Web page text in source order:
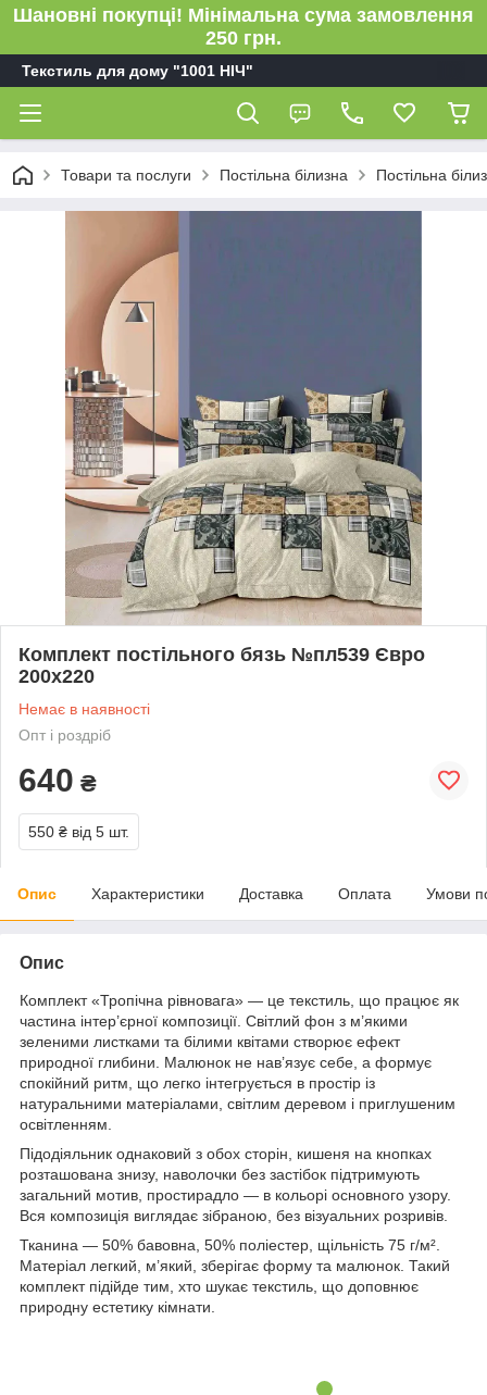
Шановні покупці! Мінімальна сума замовлення
250 грн.
Текстиль для дому "1001 НІЧ"
Товари та послуги Постільна білизна Постільна
Комплект постільного бязь №пл539 Євро
200х220
Немає в наявності
Опт і роздріб
640 ₴
550 ₴ від 5 шт.
Опис Характеристики Доставка Оплата Умови
Опис
Комплект «Тропічна рівновага» — це текстиль, що працює як
частина інтер’єрної композиції. Світлий фон з м’якими
зеленими листками та білими квітами створює ефект
природної глибини. Малюнок не нав’язує себе, а формує
спокійний ритм, що легко інтегрується в простір із
натуральними матеріалами, світлим деревом і приглушеним
освітленням.
Підодіяльник однаковий з обох сторін, кишеня на кнопках
розташована знизу, наволочки без застібок підтримують
загальний мотив, простирадло — в кольорі основного узору.
Вся композиція виглядає зібраною, без візуальних розривів.
Тканина — 50% бавовна, 50% поліестер, щільність 75 г/м².
Матеріал легкий, м’який, зберігає форму та малюнок. Такий
комплект підійде тим, хто шукає текстиль, що доповнює
природну естетику кімнати.